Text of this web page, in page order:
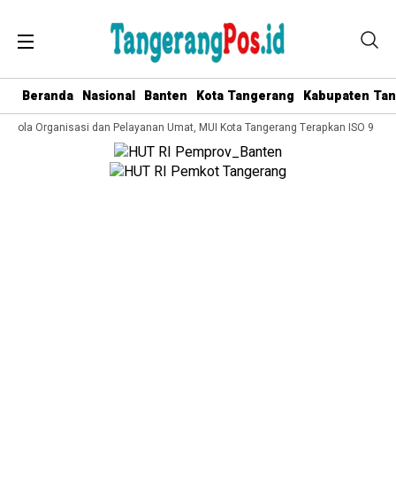
Beranda Nasional Banten Kota Tangerang Kabupaten
Organisasi dan Pelayanan Umat, MUI Kota Tangerang Terapkan ISO